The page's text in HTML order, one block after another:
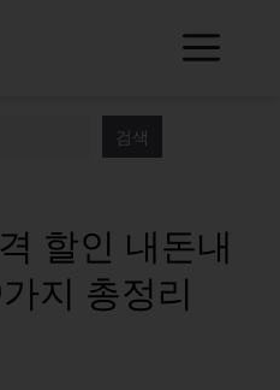
검색
할인 내돈내
지 총정리